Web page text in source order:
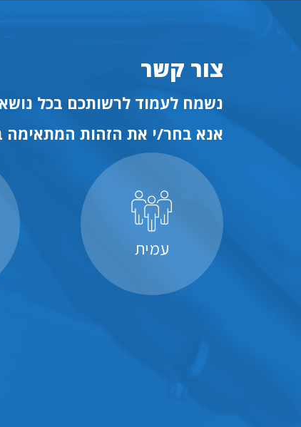
צור קשר
נשמח לעמוד לרשותכם בכל נושא
אנא בחר/י את הזהות המתאימה
עמית